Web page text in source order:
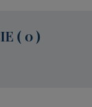
( 0 )